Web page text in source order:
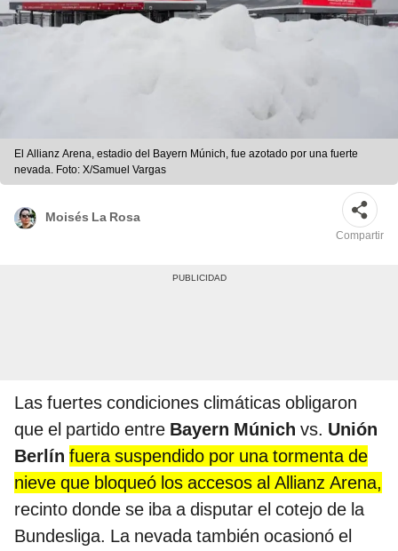
El Allianz Arena, estadio del Bayern Múnich, fue azotado por una fuerte
nevada. Foto: X/Samuel Vargas
Moisés La Rosa
Compartir
Las fuertes condiciones climáticas obligaron
que el partido entre Bayern Múnich vs. Unión
Berlín fuera suspendido por una tormenta de
nieve que bloqueó los accesos al Allianz Arena,
recinto donde se iba a disputar el cotejo de la
Bundesliga. La nevada también ocasionó el